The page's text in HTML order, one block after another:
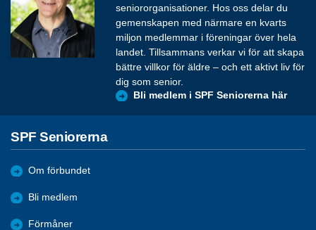
seniororganisationer. Hos oss delar du
gemenskapen med närmare en kvarts
miljon medlemmar i föreningar över hela
landet. Tillsammans verkar vi för att skapa
bättre villkor för äldre – och ett aktivt liv för
dig som senior.
Bli medlem i SPF Seniorerna här
SPF Seniorerna
Om förbundet
Bli medlem
Förmåner